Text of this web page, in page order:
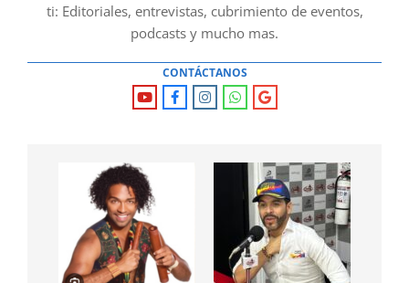
ti: Editoriales, entrevistas, cubrimiento de eventos,
podcasts y mucho mas.
CONTÁCTANOS